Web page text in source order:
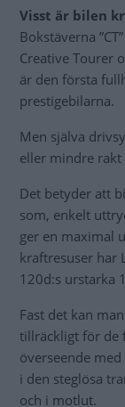
Visst är bilen
Bokstäverna
Creative Tourer
är den första
prestigebilarna.
Men själva
eller mindre rakt
Det betyder att
som, enkelt
ger en maximal
kraftresuser har
120d:s urstarka
Fast det kan
tillräckligt för de
överseende
i den steglösa
och i motlut.